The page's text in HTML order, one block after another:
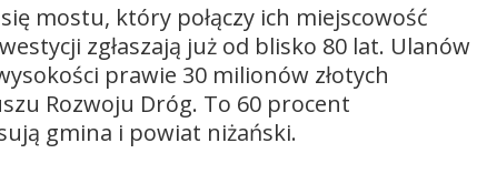
mostu, który połączy ich miejscowość
zgłaszają już od blisko 80 lat. Ulanów
prawie 30 milionów złotych
Rozwoju Dróg. To 60 procent
gmina i powiat niżański.